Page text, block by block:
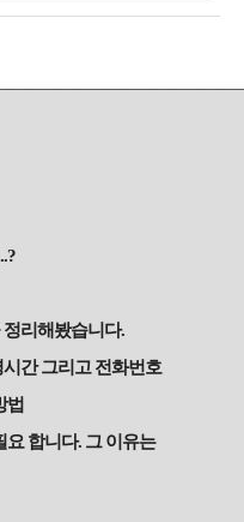
리해봤습니다.
간 그리고 전화번호
법
요 합니다. 그 이유는